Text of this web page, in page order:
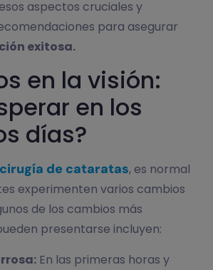
aspectos cruciales y
para asegurar
exitosa.
en la visión:
en los
días?
de cataratas, es normal
experimenten varios cambios
de los cambios más
presentarse incluyen:
En las primeras horas y